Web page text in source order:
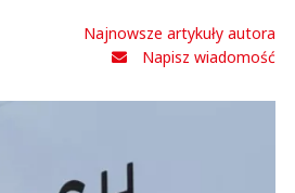
Najnowsze artykuły autora
Napisz wiadomość